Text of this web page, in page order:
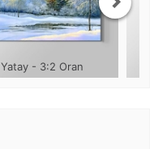
Yatay - 3:2 Oran